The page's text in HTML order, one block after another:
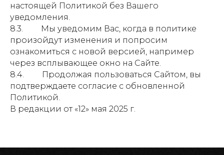
настоящей Политикой без Вашего
уведомления.
8.3. Мы уведомим Вас, когда в политике
произойдут изменения и попросим
ознакомиться с новой версией, например
через всплывающее окно на Сайте.
8.4. Продолжая пользоваться Сайтом, вы
подтверждаете согласие с обновленной
Политикой.
В редакции от «12» мая 2025 г.